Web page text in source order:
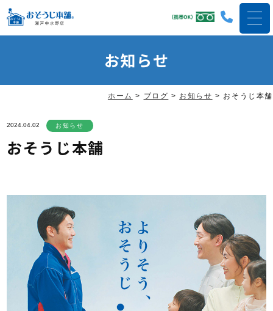
お知らせ
ホーム > ブログ > お知らせ > おそうじ本舗
2024.04.02 お知らせ
おそうじ本舗